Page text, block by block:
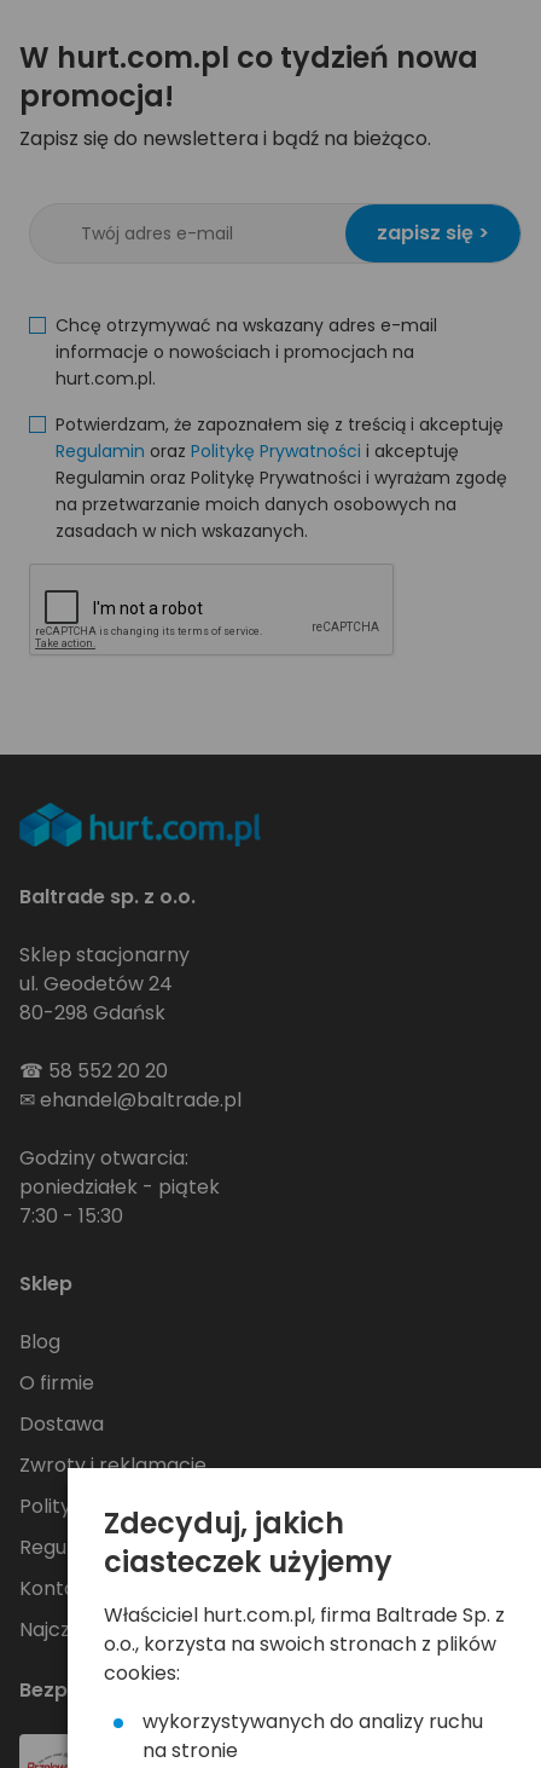
W hurt.com.pl co tydzień nowa
promocja!
Zapisz się do newslettera i bądź na bieżąco.
zapisz się >
Chcę otrzymywać na wskazany adres e-mail
informacje o nowościach i promocjach na
hurt.com.pl.
Potwierdzam, że zapoznałem się z treścią i akceptuję
Regulamin oraz Politykę Prywatności i akceptuję
Regulamin oraz Politykę Prywatności i wyrażam zgodę
na przetwarzanie moich danych osobowych na
zasadach w nich wskazanych.
Baltrade sp. z o.o.
Sklep stacjonarny
ul. Geodetów 24
80-298 Gdańsk
☎ 58 552 20 20
✉ehandel@baltrade.pl
Godziny otwarcia:
poniedziałek - piątek
7:30 - 15:30
Sklep
Blog
O firmie
Dostawa
Zwroty i reklamacje
Polityka Prywatności
Regulamin
Kontakt
Najczęściej zadawane pytania
Bezpieczne płatności
Zdecyduj, jakich
ciasteczek użyjemy
Właściciel hurt.com.pl, firma Baltrade Sp. z
o.o., korzysta na swoich stronach z plików
cookies:
wykorzystywanych do analizy ruchu
na stronie